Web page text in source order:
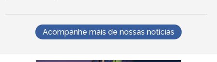
Acompanhe mais de nossas notícias